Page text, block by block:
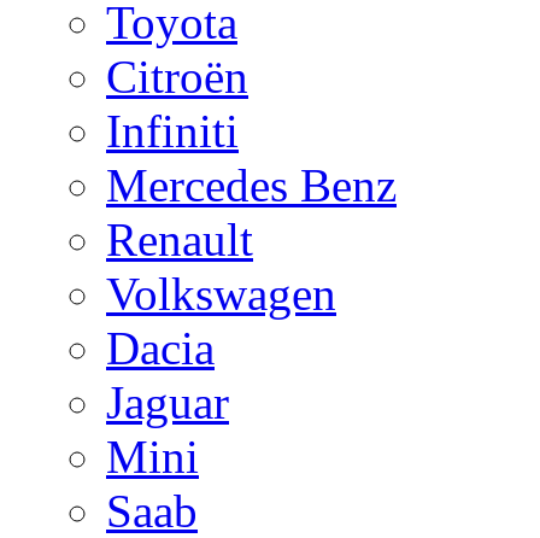
Toyota
Citroën
Infiniti
Mercedes Benz
Renault
Volkswagen
Dacia
Jaguar
Mini
Saab